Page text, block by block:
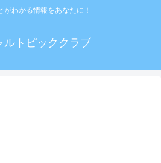
がわかる情報をあなたに！
ルトピッククラブ